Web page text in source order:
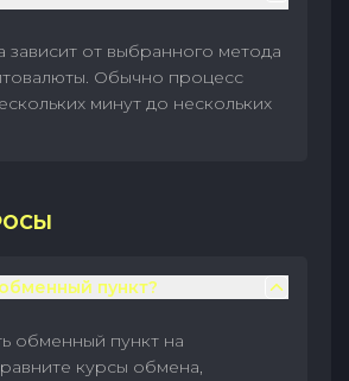
от выбранного метода
Обычно процесс
минут до нескольких
пункт?
обменный пункт на
курсы обмена,